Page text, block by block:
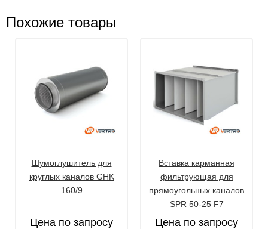
Похожие товары
Шумоглушитель для
круглых каналов GHK
160/9
Цена по запросу
Вставка карманная
фильтрующая для
прямоугольных каналов
SPR 50-25 F7
Цена по запросу